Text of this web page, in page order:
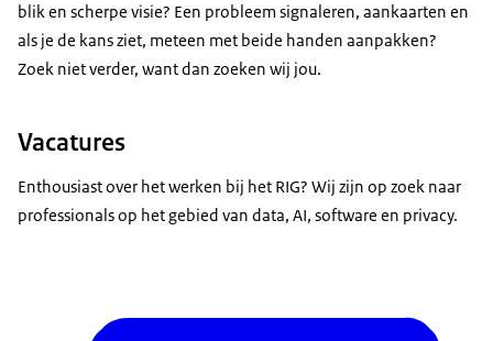
blik en scherpe visie? Een probleem signaleren, aankaarten en
als je de kans ziet, meteen met beide handen aanpakken?
Zoek niet verder, want dan zoeken wij jou.
Vacatures
Enthousiast over het werken bij het RIG? Wij zijn op zoek naar
professionals op het gebied van data, AI, software en privacy.